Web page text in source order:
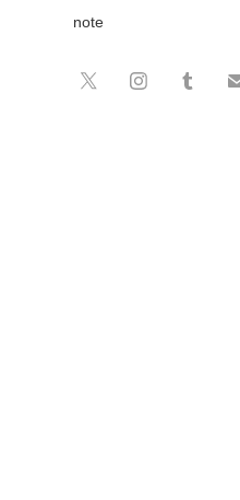
note